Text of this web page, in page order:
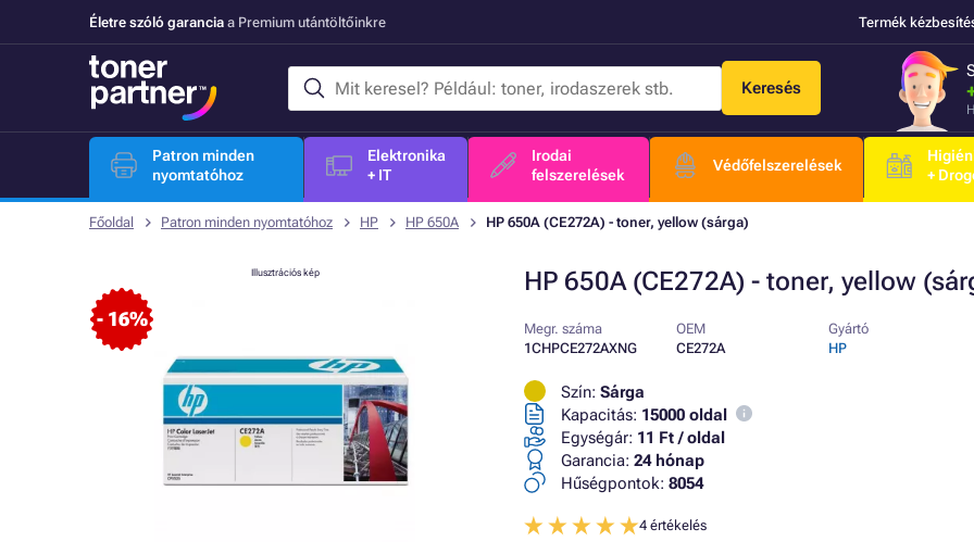
Életre szóló garancia a Premium utántöltőinkre Termék
Keresés
Patron minden
nyomtatóhoz
Elektronika
+ IT
Irodai
felszerelések
Védőfelszerelések
+
Főoldal Patron minden nyomtatóhoz HP HP 650A HP 650A (CE272A) - toner, yellow (sárga)
HP 650A (CE272A) - toner, yellow
- 16%
Illusztrációs kép
Megr. száma
1CHPCE272AXNG
OEM
CE272A
Gyártó
HP
Szín: Sárga
Kapacitás: 15000 oldal
Egységár: 11 Ft / oldal
Garancia: 24 hónap
Hűségpontok: 8054
4 értékelés